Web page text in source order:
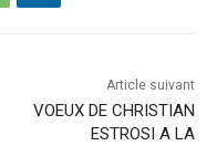
Article suivant
VOEUX DE CHRISTIAN
ESTROSI A LA